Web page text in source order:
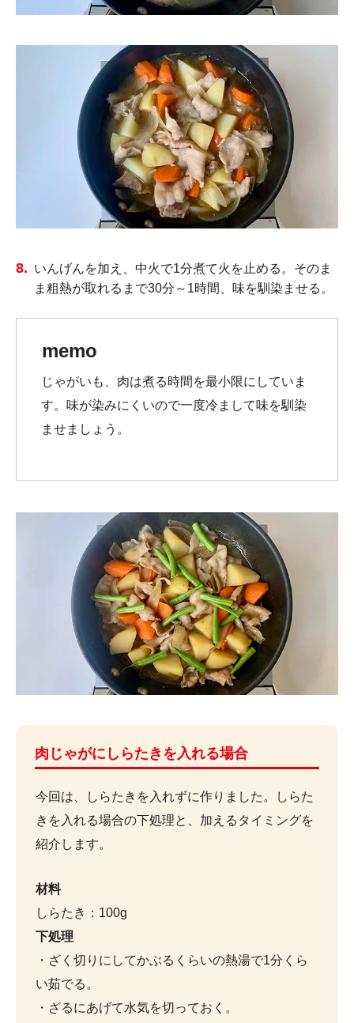
いんげんを加え、中火で1分煮て火を止める。そのま
ま粗熱が取れるまで30分～1時間、味を馴染ませる。
memo
じゃがいも、肉は煮る時間を最小限にしていま
す。味が染みにくいので一度冷まして味を馴染
ませましょう。
肉じゃがにしらたきを入れる場合
今回は、しらたきを入れずに作りました。しらた
きを入れる場合の下処理と、加えるタイミングを
紹介します。
材料
しらたき：100g
下処理
・ざく切りにしてかぶるくらいの熱湯で1分くら
い茹でる。
・ざるにあげて水気を切っておく。